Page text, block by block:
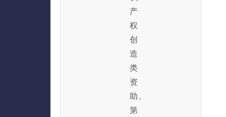
产
权
创
造
类
资
助、
第